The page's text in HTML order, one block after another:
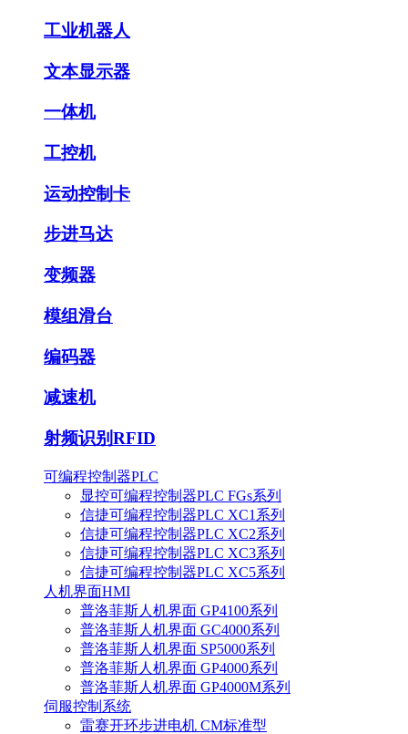
工业机器人
文本显示器
一体机
工控机
运动控制卡
步进马达
变频器
模组滑台
编码器
减速机
射频识别RFID
可编程控制器PLC
显控可编程控制器PLC FGs系列
信捷可编程控制器PLC XC1系列
信捷可编程控制器PLC XC2系列
信捷可编程控制器PLC XC3系列
信捷可编程控制器PLC XC5系列
人机界面HMI
普洛菲斯人机界面 GP4100系列
普洛菲斯人机界面 GC4000系列
普洛菲斯人机界面 SP5000系列
普洛菲斯人机界面 GP4000系列
普洛菲斯人机界面 GP4000M系列
伺服控制系统
雷赛开环步进电机 CM标准型